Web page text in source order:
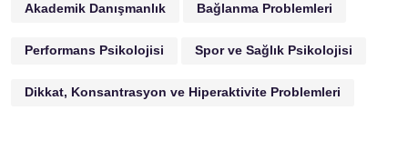
Akademik Danışmanlık Bağlanma Problemleri
Performans Psikolojisi Spor ve Sağlık Psikolojisi
Dikkat, Konsantrasyon ve Hiperaktivite Problemleri